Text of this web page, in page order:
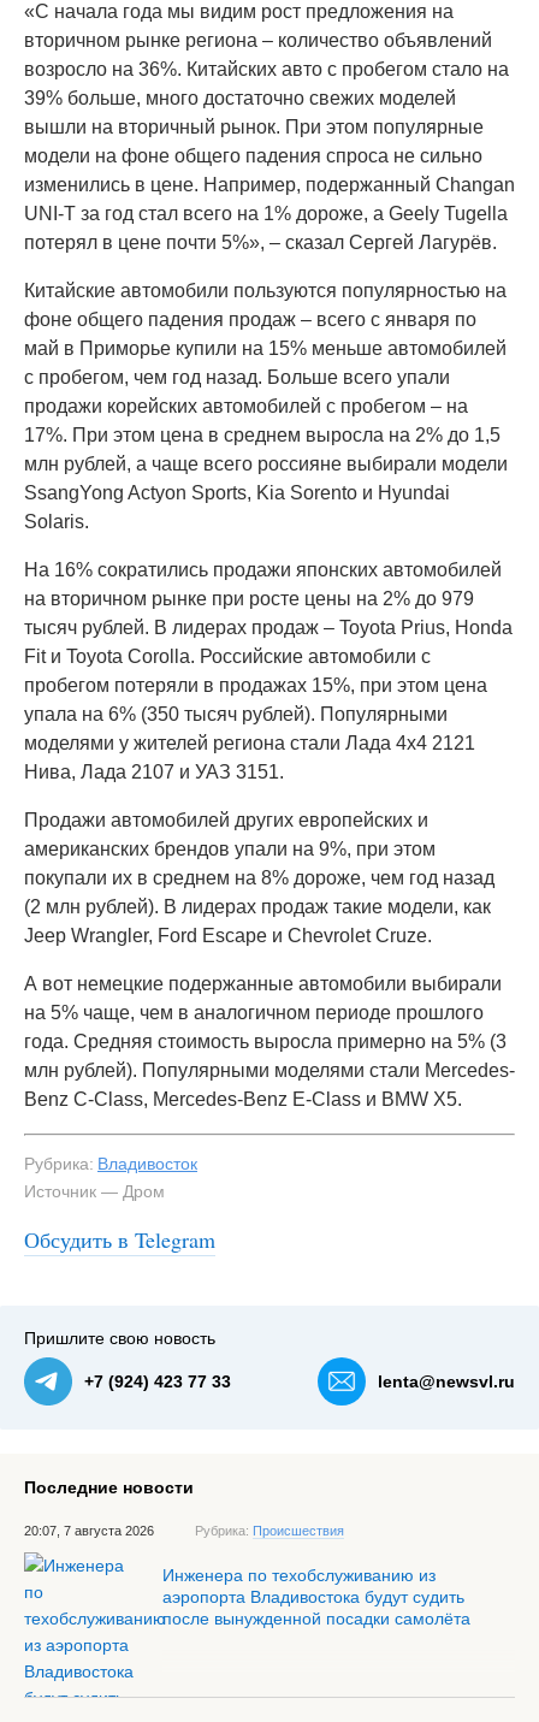
«С начала года мы видим рост предложения на
вторичном рынке региона – количество объявлений
возросло на 36%. Китайских авто с пробегом стало на
39% больше, много достаточно свежих моделей
вышли на вторичный рынок. При этом популярные
модели на фоне общего падения спроса не сильно
изменились в цене. Например, подержанный Changan
UNI-T за год стал всего на 1% дороже, а Geely Tugella
потерял в цене почти 5%», – сказал Сергей Лагурёв.
Китайские автомобили пользуются популярностью на
фоне общего падения продаж – всего с января по
май в Приморье купили на 15% меньше автомобилей
с пробегом, чем год назад. Больше всего упали
продажи корейских автомобилей с пробегом – на
17%. При этом цена в среднем выросла на 2% до 1,5
млн рублей, а чаще всего россияне выбирали модели
SsangYong Actyon Sports, Kia Sorento и Hyundai
Solaris.
На 16% сократились продажи японских автомобилей
на вторичном рынке при росте цены на 2% до 979
тысяч рублей. В лидерах продаж – Toyota Prius, Honda
Fit и Toyota Corolla. Российские автомобили с
пробегом потеряли в продажах 15%, при этом цена
упала на 6% (350 тысяч рублей). Популярными
моделями у жителей региона стали Лада 4x4 2121
Нива, Лада 2107 и УАЗ 3151.
Продажи автомобилей других европейских и
американских брендов упали на 9%, при этом
покупали их в среднем на 8% дороже, чем год назад
(2 млн рублей). В лидерах продаж такие модели, как
Jeep Wrangler, Ford Escape и Chevrolet Cruze.
А вот немецкие подержанные автомобили выбирали
на 5% чаще, чем в аналогичном периоде прошлого
года. Средняя стоимость выросла примерно на 5% (3
млн рублей). Популярными моделями стали Mercedes-
Benz C-Class, Mercedes-Benz E-Class и BMW X5.
Рубрика: Владивосток
Источник — Дром
Обсудить в Telegram
Пришлите свою новость
+7 (924) 423 77 33 lenta@newsvl.ru
Последние новости
20:07, 7 августа 2026 Рубрика: Происшествия
Инженера по техобслуживанию из
аэропорта Владивостока будут судить
после вынужденной посадки самолёта